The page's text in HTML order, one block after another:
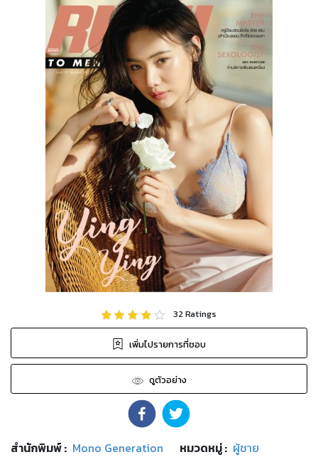
32Ratings
เพิ่มไปรายการที่ชอบ
ดูตัวอย่าง
สำนักพิมพ์: Mono Generation หมวดหมู่: ผู้ชาย